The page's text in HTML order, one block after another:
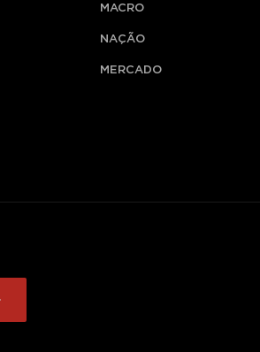
MACRO
NAÇÃO
MERCADO